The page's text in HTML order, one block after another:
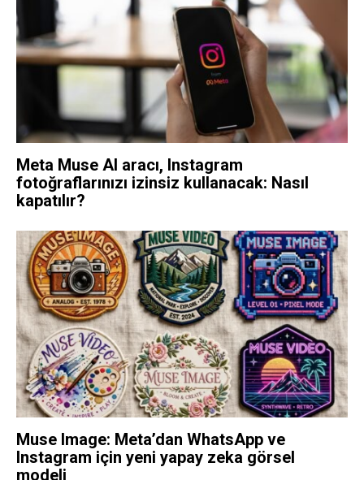
Meta Muse AI aracı, Instagram
fotoğraflarınızı izinsiz kullanacak: Nasıl
kapatılır?
Muse Image: Meta’dan WhatsApp ve
Instagram için yeni yapay zeka görsel
modeli